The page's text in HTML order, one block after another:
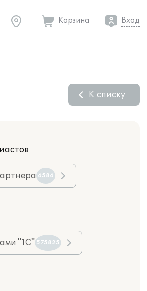
Корзина Вход
К списку
6586
"1С" 575825